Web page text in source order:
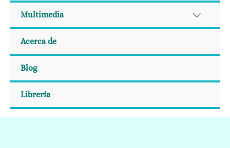
Multimedia
Acerca de
Blog
Librería